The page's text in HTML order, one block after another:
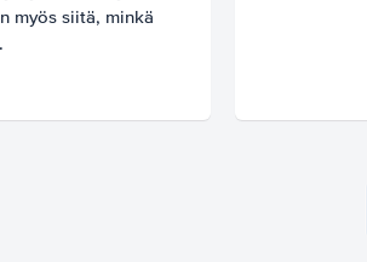
myös siitä, minkä